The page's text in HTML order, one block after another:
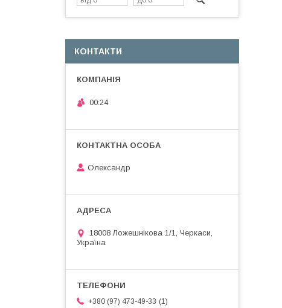
КОНТАКТИ
00:24
Олександр
18008 Ложешнікова 1/1, Черкаси,
Україна
+380 (97) 473-49-33 1